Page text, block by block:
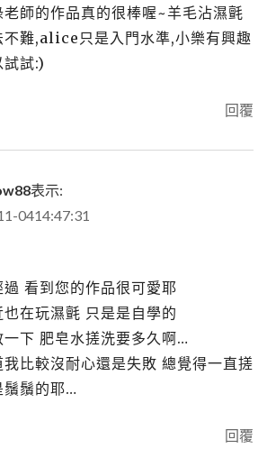
老師的作品真的很棒喔~羊毛沾濕氈
不難,alice只是入門水準,小樂有興趣
試試:)
回覆
表示:
0414:47:31
過 看到您的作品很可愛耶
也在玩濕氈 只是是自學的
一下 肥皂水搓洗要多久啊…
我比較沒耐心還是失敗 總覺得一直搓
鬚鬚的耶…
回覆